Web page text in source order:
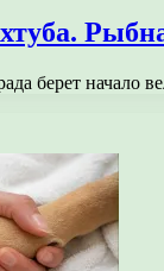
берет начало